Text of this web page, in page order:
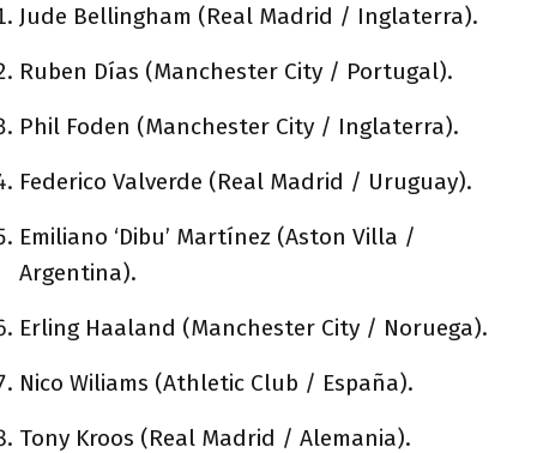
Jude Bellingham (Real Madrid / Inglaterra).
Ruben Días (Manchester City / Portugal).
Phil Foden (Manchester City / Inglaterra).
Federico Valverde (Real Madrid / Uruguay).
Emiliano ‘Dibu’ Martínez (Aston Villa /
Argentina).
Erling Haaland (Manchester City / Noruega).
Nico Wiliams (Athletic Club / España).
Tony Kroos (Real Madrid / Alemania).